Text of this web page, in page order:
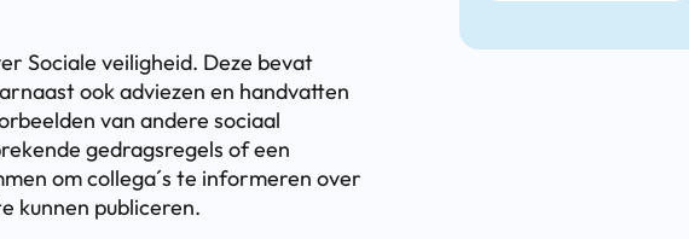
Sociale veiligheid. Deze bevat
ook adviezen en handvatten
van andere sociaal
gedragsregels of een
om collega´s te informeren over
kunnen publiceren.